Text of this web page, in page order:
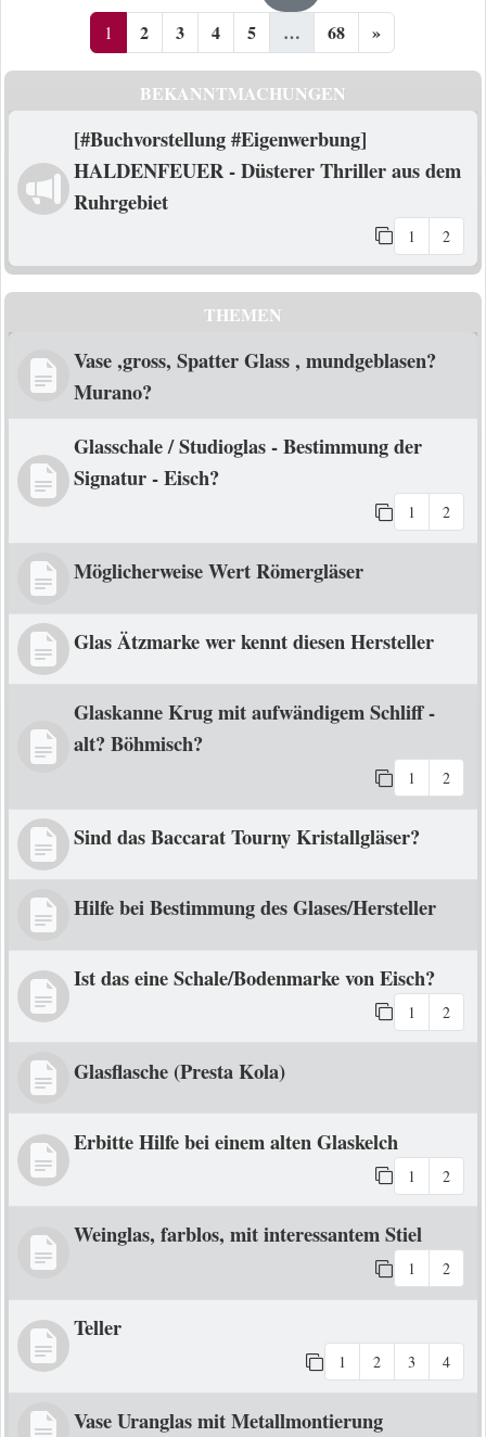
1 2 3 4 5 … 68 »
BEKANNTMACHUNGEN
[#Buchvorstellung #Eigenwerbung]
HALDENFEUER - Düsterer Thriller aus dem
Ruhrgebiet
1 2
THEMEN
Vase ,gross, Spatter Glass , mundgeblasen?
Murano?
Glasschale / Studioglas - Bestimmung der
Signatur - Eisch?
1 2
Möglicherweise Wert Römergläser
Glas Ätzmarke wer kennt diesen Hersteller
Glaskanne Krug mit aufwändigem Schliff -
alt? Böhmisch?
1 2
Sind das Baccarat Tourny Kristallgläser?
Hilfe bei Bestimmung des Glases/Hersteller
Ist das eine Schale/Bodenmarke von Eisch?
1 2
Glasflasche (Presta Kola)
Erbitte Hilfe bei einem alten Glaskelch
1 2
Weinglas, farblos, mit interessantem Stiel
1 2
Teller
1 2 3 4
Vase Uranglas mit Metallmontierung